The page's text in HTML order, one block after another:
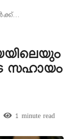
സഹായം
1 minute read